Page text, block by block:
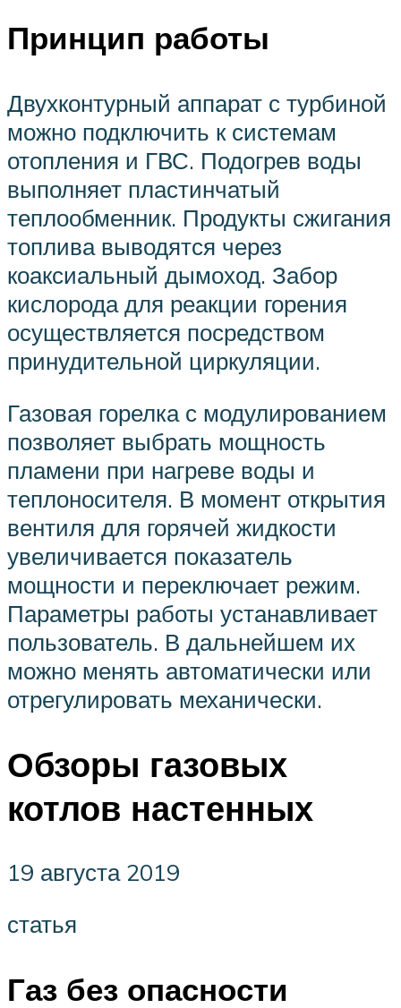
Принцип работы
Двухконтурный аппарат с турбиной
можно подключить к системам
отопления и ГВС. Подогрев воды
выполняет пластинчатый
теплообменник. Продукты сжигания
топлива выводятся через
коаксиальный дымоход. Забор
кислорода для реакции горения
осуществляется посредством
принудительной циркуляции.
Газовая горелка с модулированием
позволяет выбрать мощность
пламени при нагреве воды и
теплоносителя. В момент открытия
вентиля для горячей жидкости
увеличивается показатель
мощности и переключает режим.
Параметры работы устанавливает
пользователь. В дальнейшем их
можно менять автоматически или
отрегулировать механически.
Обзоры газовых
котлов настенных
19 августа 2019
статья
Газ без опасности